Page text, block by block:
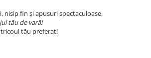
nisip fin și apusuri spectaculoase,
tău de vară!
tău preferat!